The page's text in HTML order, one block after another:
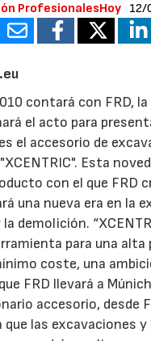
ProfesionalesHoy 12/
contará con FRD,
el acto para
el accesorio de
Esta
con el que FRD
una nueva era en la
demolición.
para una alta
coste, una
FRD llevará a
accesorio, desde
que las excavaciones y